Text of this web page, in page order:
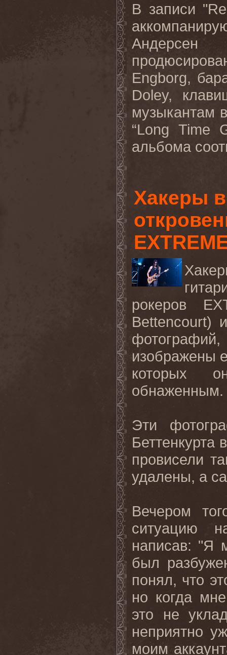
В записи "
Engborg,
Doley,
музыкантам
“Long Time
альбома
Хакеры
рокеров
Bettencourt)
изображены
которых
обнаженным.
Эти
Беттенкурта
провисели
удалены, а
Вечером
ситуацию
написав: "Я
был
понял, что
но когда
это не
неприятно
моим